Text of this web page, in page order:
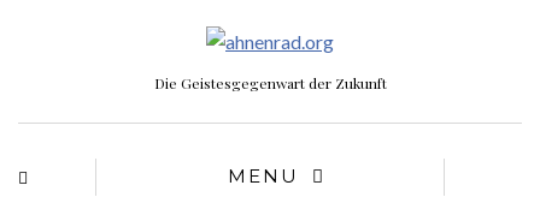
Die Geistesgegenwart der Zukunft
MENU